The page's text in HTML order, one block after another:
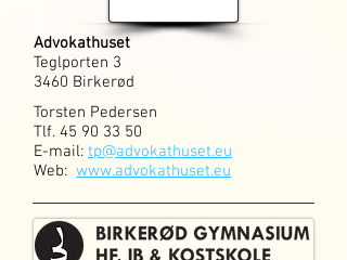
Advokathuset
Teglporten 3
3460 Birkerød
Torsten Pedersen
Tlf. 45 90 33 50
E-mail: tp@advokathuset.eu
Web: www.advokathuset.eu